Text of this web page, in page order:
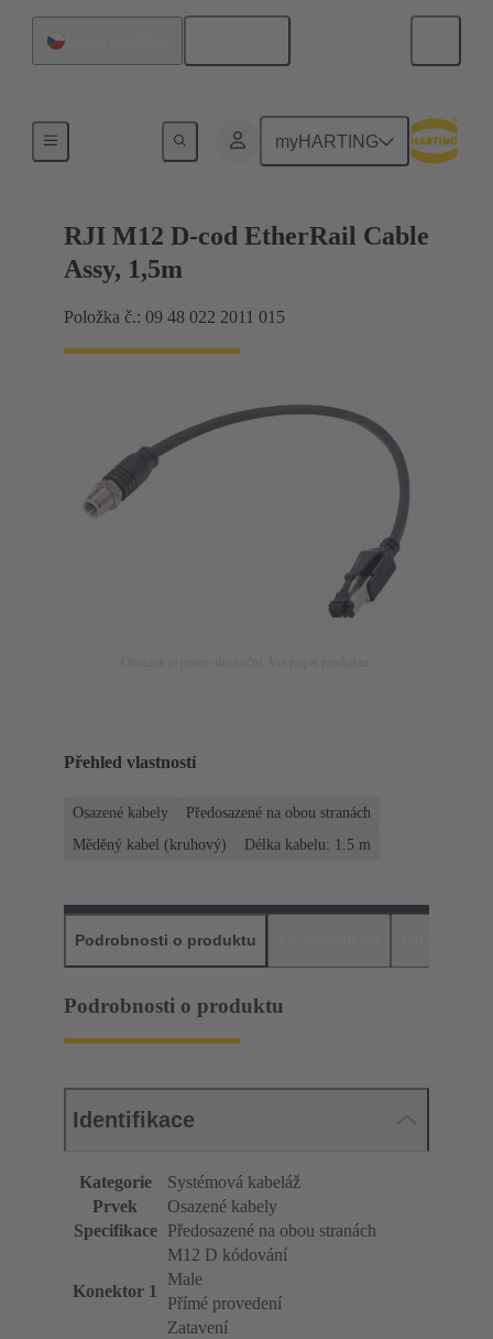
myHARTING
RJI M12 D-cod EtherRail Cable
Assy, 1,5m
Položka č.: 09 48 022 2011 015
Přehled vlastností
Osazené kabely
Předosazené na obou stranách
Měděný kabel (kruhový)
Délka kabelu: 1.5 m
Podrobnosti o produktu
Podrobnosti o produktu
Identifikace
Kategorie
Systémová kabeláž
Prvek
Osazené kabely
Specifikace
Předosazené na obou stranách
Konektor 1
M12 D kódování
Male
Přímé provedení
Zatavení